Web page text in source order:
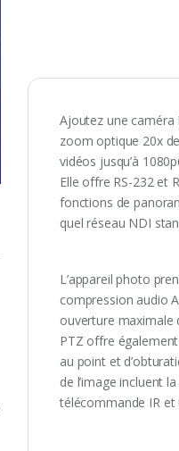
Ajoutez une caméra
zoom optique 20x
vidéos jusqu’à
Elle offre RS-232 et
fonctions de
quel réseau NDI
L’appareil photo
compression audio
ouverture maximale
PTZ offre
au point et
de l’image incluent
télécommande IR et